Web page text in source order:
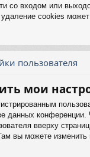
со входом или
cookies может
пользователя
мои
данных конференции.
вверху
вы можете изменить